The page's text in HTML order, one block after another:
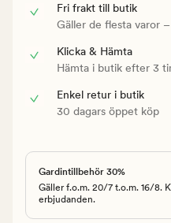
Fri frakt till butik
Gäller de flesta varor
Klicka & Hämta
Hämta i butik efter 3
Enkel retur i butik
30 dagars öppet köp
Gardintillbehör 30%
Gäller f.o.m. 20/7 t.o.m. 16/8.
erbjudanden.